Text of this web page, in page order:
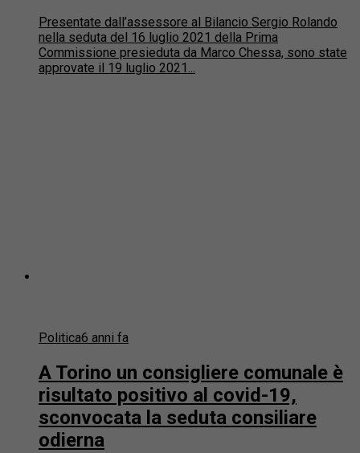
Presentate dall’assessore al Bilancio Sergio Rolando
nella seduta del 16 luglio 2021 della Prima
Commissione presieduta da Marco Chessa, sono state
approvate il 19 luglio 2021...
Politica6 anni fa
A Torino un consigliere comunale è
risultato positivo al covid-19,
sconvocata la seduta consiliare
odierna